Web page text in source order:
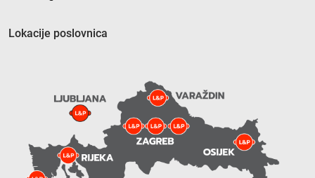
Lokacije poslovnica